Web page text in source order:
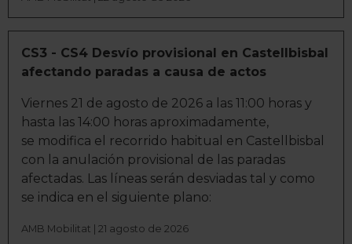
similares (como, por ejemplo, la dirección IP, los
identificadores de cookies o páginas visitadas), nos
permite financiar nuestra actividad para mantener activa
Pulsando el botónAceptar, puedes continuar la
navegación aceptando la instalación de todas las
cookies, ya sean nuestras o de nuestros socios, que nos
permiten tanto el seguimiento y análisis de tu
comportamiento dentro del sitio web, así como
desarrollar un perfil específico para mostrarte publicidad
también la opción de continuar pulsando la opción
CS3 - CS4 Desvío provisional en Castellbisbal
afectando paradas a causa de actos
Viernes 21 de agosto de 2026 a las 11:00 horas y
hasta las 14:00 horas aproximadamente,
se modifica el recorrido habitual en Castellbisbal
con la anulación provisional de las paradas
afectadas. Las líneas serán desviadas tal y como
se indica en el siguiente plano:
AMB Mobilitat | 21 agosto de 2026